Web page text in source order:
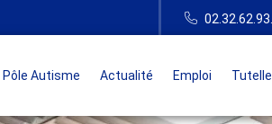
Pôle Autisme Actualité Emploi Tutelle